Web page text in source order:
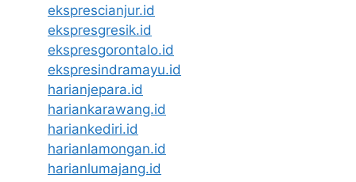
eksprescianjur.id
ekspresgresik.id
ekspresgorontalo.id
ekspresindramayu.id
harianjepara.id
hariankarawang.id
hariankediri.id
harianlamongan.id
harianlumajang.id